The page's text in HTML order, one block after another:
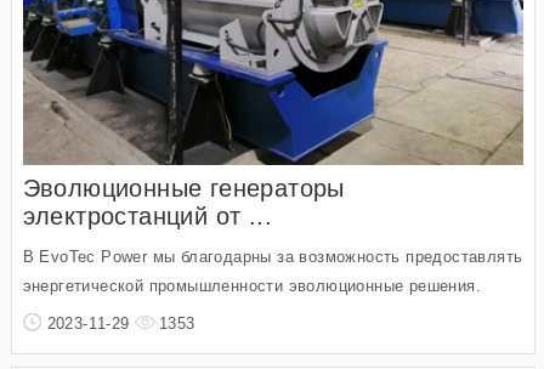
Эволюционные генераторы
электростанций от ...
В EvoTec Power мы благодарны за возможность предоставлять
энергетической промышленности эволюционные решения.
2023-11-29 1353